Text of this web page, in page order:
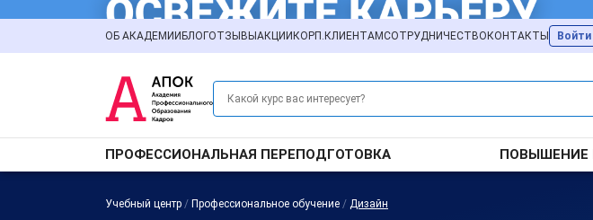
ОБ АКАДЕМИИ БЛОГОТЗЫВЫ АКЦИИ КОРП.КЛИЕНТАМСОТРУДНИЧЕСТВО КОНТАКТЫ
ПРОФЕССИОНАЛЬНАЯ ПЕРЕПОДГОТОВКА ПОВЫШЕНИЕ
Учебный центр / Профессиональное обучение / Дизайн